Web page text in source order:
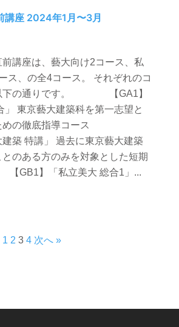
講座 2024年1月〜3月
講座は、藝大向け2コース、私
ス、の全4コース。 それぞれのコ
以下の通りです。 【GA1】
」 東京藝大建築科を第一志望と
めの徹底指導コース
建築 特講」 過去に東京藝大建築
のある方のみを対象とした短期
】「私立美大 総合1」...
1 2 3 4 次へ »